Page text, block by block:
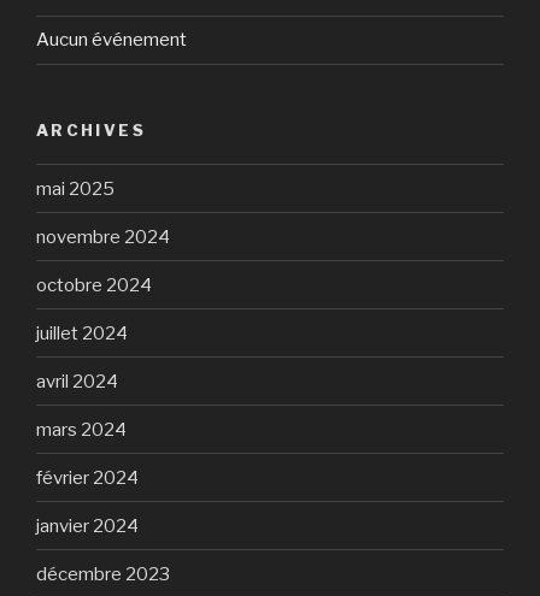
Aucun événement
ARCHIVES
mai 2025
novembre 2024
octobre 2024
juillet 2024
avril 2024
mars 2024
février 2024
janvier 2024
décembre 2023